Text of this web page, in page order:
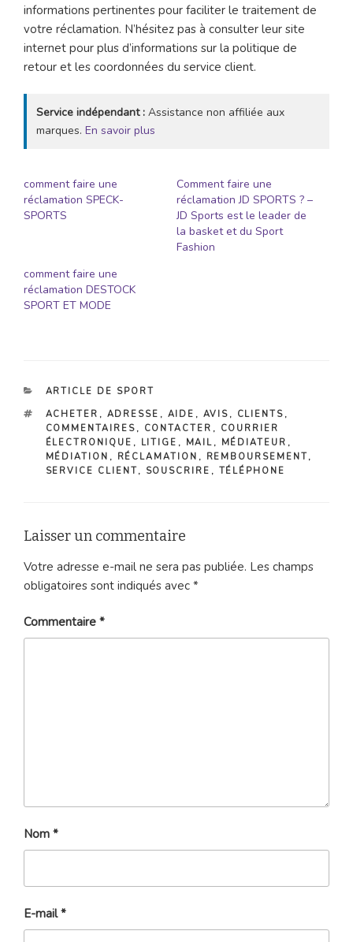
informations pertinentes pour faciliter le traitement de
votre réclamation. N’hésitez pas à consulter leur site
internet pour plus d’informations sur la politique de
retour et les coordonnées du service client.
Service indépendant : Assistance non affiliée aux
marques. En savoir plus
comment faire une
réclamation SPECK-
SPORTS
Comment faire une
réclamation JD SPORTS ? –
JD Sports est le leader de
la basket et du Sport
Fashion
comment faire une
réclamation DESTOCK
SPORT ET MODE
CATÉGORIES
ARTICLE DE SPORT
ÉTIQUETTES
ACHETER , ADRESSE , AIDE , AVIS , CLIENTS ,
COMMENTAIRES , CONTACTER , COURRIER
ÉLECTRONIQUE , LITIGE , MAIL , MÉDIATEUR ,
MÉDIATION , RÉCLAMATION , REMBOURSEMENT,
SERVICE CLIENT, SOUSCRIRE , TÉLÉPHONE
Laisser un commentaire
Votre adresse e-mail ne sera pas publiée. Les champs
obligatoires sont indiqués avec *
Commentaire *
Nom *
E-mail*